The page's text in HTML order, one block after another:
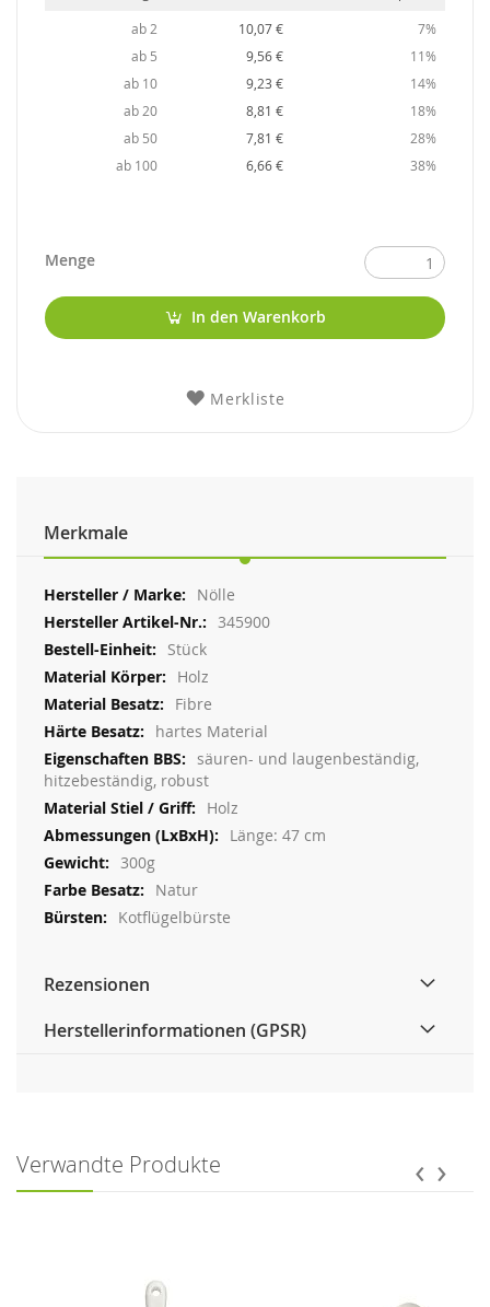
ab 2 10,07 €
7%
ab 5
9,56 €
11%
ab 10
9,23 €
14%
ab 20
8,81 €
18%
ab 50
7,81 €
28%
ab 100
6,66 € 38%
Menge
In den Warenkorb
Merkliste
Merkmale
Weitere
Informationen
Nölle
345900
Stück
Holz
Fibre
hartes Material
säuren- und laugenbeständig,
hitzebeständig, robust
Holz
Länge: 47 cm
300g
Natur
Kotflügelbürste
Rezensionen
Herstellerinformationen (GPSR)
Verwandte Produkte ‹ ›